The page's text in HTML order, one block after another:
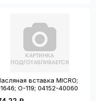
вставка MICRO;
O-119; 04152-40060